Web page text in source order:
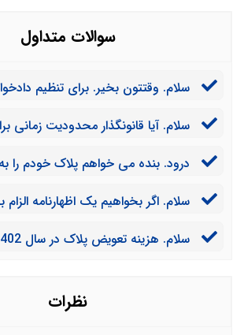
سوالات متداول
سلام. وقتتون بخیر. برای تنظیم
سلام. آیا قانونگذار محدودیت زمانی
درود. بنده می خواهم پلاک خودم را
سلام. اگر بخواهیم یک اظهارنامه
خواهد بود؟
سلام. هزینه تعویض پلاک در سال 1402 چقدر است؟
نظرات